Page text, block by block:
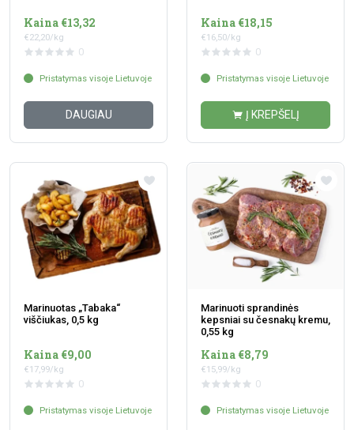
Kaina €13,32
€22,20/kg
0
Pristatymas visoje Lietuvoje
DAUGIAU
Kaina €18,15
€16,50/kg
0
Pristatymas visoje Lietuvoje
Į KREPŠELĮ
Marinuotas „Tabaka“
viščiukas, 0,5 kg
Kaina €9,00
€17,99/kg
0
Pristatymas visoje Lietuvoje
Marinuoti sprandinės
kepsniai su česnakų kremu,
0,55 kg
Kaina €8,79
€15,99/kg
0
Pristatymas visoje Lietuvoje